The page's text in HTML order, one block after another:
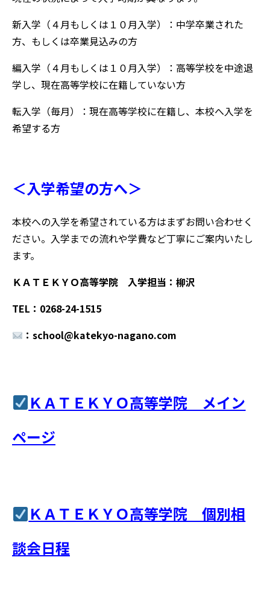
新入学（４月もしくは１０月入学）：中学卒業された
方、もしくは卒業見込みの方
編入学（４月もしくは１０月入学）：高等学校を中途退
学し、現在高等学校に在籍していない方
転入学（毎月）：現在高等学校に在籍し、本校へ入学を
希望する方
＜入学希望の方へ＞
本校への入学を希望されている方はまずお問い合わせく
ださい。入学までの流れや学費など丁寧にご案内いたし
ます。
ＫＡＴＥＫＹＯ高等学院 入学担当：柳沢
TEL：0268-24-1515
：school@katekyo-nagano.com
ＫＡＴＥＫＹＯ高等学院 メイン
ページ
ＫＡＴＥＫＹＯ高等学院 個別相
談会日程